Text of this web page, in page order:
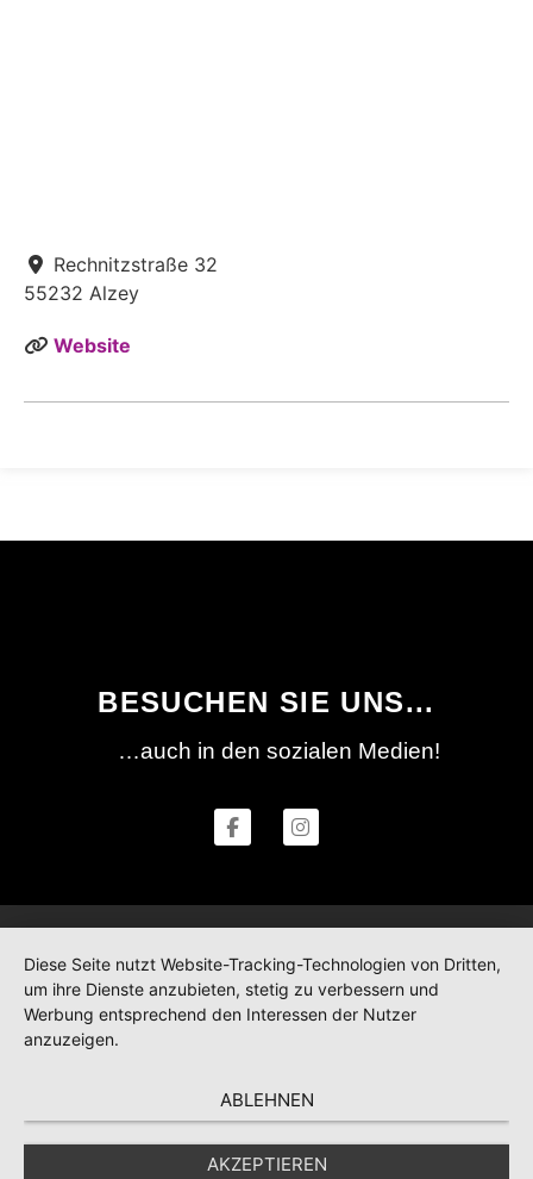
Rechnitzstraße 32
55232 Alzey
Website
BESUCHEN SIE UNS...
…auch in den sozialen Medien!
Diese Seite nutzt Website-Tracking-Technologien von Dritten,
um ihre Dienste anzubieten, stetig zu verbessern und
Werbung entsprechend den Interessen der Nutzer
anzuzeigen.
ABLEHNEN
AKZEPTIEREN